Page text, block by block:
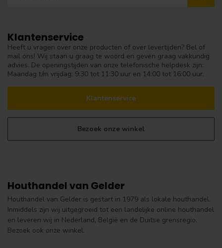
Klantenservice
Heeft u vragen over onze producten of over levertijden? Bel of
mail ons! Wij staan u graag te woord en geven graag vakkundig
advies. De openingstijden van onze telefonische helpdesk zijn:
Maandag t/m vrijdag: 9:30 tot 11:30 uur en 14:00 tot 16:00 uur.
Klantenservice
Bezoek onze winkel
Houthandel van Gelder
Houthandel van Gelder is gestart in 1979 als lokale houthandel.
Inmiddels zijn wij uitgegroeid tot een landelijke online houthandel
en leveren wij in Nederland, België en de Duitse grensregio.
Bezoek ook onze winkel.